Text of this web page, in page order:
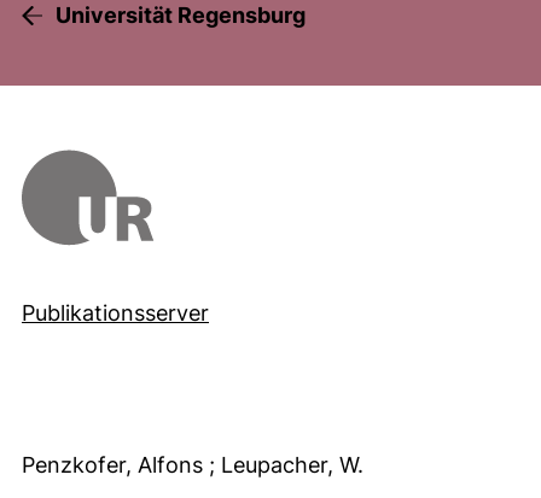
Universität Regensburg
Publikationsserver
Penzkofer, Alfons ; Leupacher, W.